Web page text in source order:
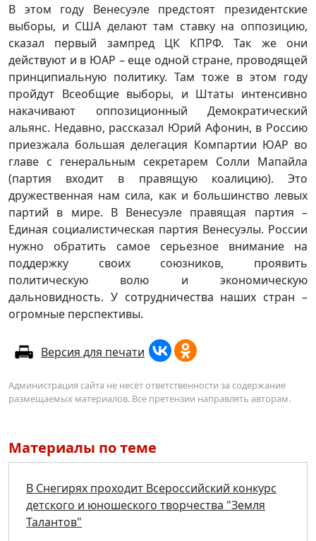
В этом году Венесуэле предстоят президентские
выборы, и США делают там ставку на оппозицию,
сказал первый зампред ЦК КПРФ. Так же они
действуют и в ЮАР – еще одной стране, проводящей
принципиальную политику. Там тоже в этом году
пройдут Всеобщие выборы, и Штаты интенсивно
накачивают оппозиционный Демократический
альянс. Недавно, рассказал Юрий Афонин, в Россию
приезжала большая делегация Компартии ЮАР во
главе с генеральным секретарем Солли Мапайла
(партия входит в правящую коалицию). Это
дружественная нам сила, как и большинство левых
партий в мире. В Венесуэле правящая партия –
Единая социалистическая партия Венесуэлы. России
нужно обратить самое серьезное внимание на
поддержку своих союзников, проявить
политическую волю и экономическую
дальновидность. У сотрудничества наших стран –
огромные перспективы.
Версия для печати
Администрация сайта не несёт ответственности за содержание
размещаемых материалов. Все претензии направлять авторам.
Материалы по теме
В Снегирях проходит Всероссийский конкурс
детского и юношеского творчества "Земля
Талантов"